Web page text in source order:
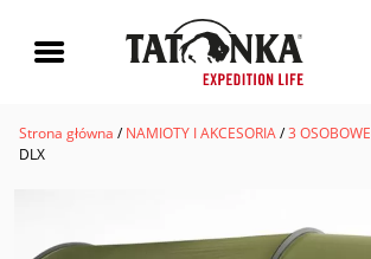
produktów
Strona główna /NAMIOTY I AKCESORIA/3 OSOBOWE
DLX